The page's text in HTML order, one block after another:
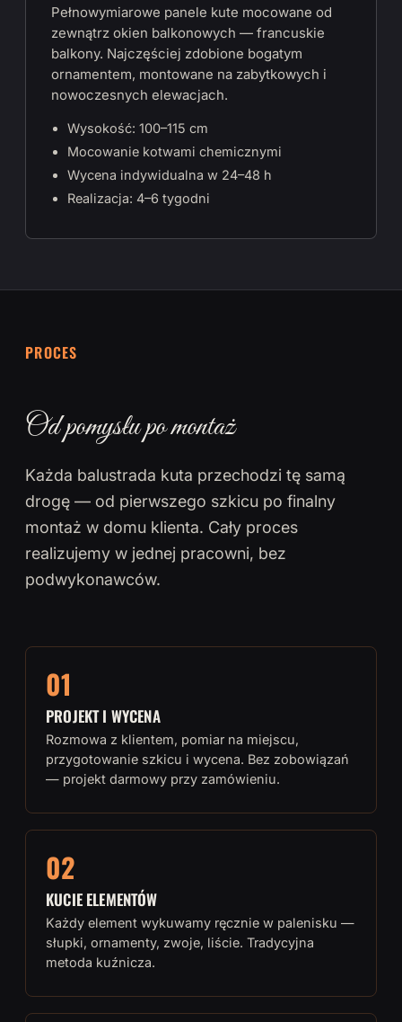
Pełnowymiarowe panele kute mocowane od
zewnątrz okien balkonowych — francuskie
balkony. Najczęściej zdobione bogatym
ornamentem, montowane na zabytkowych i
nowoczesnych elewacjach.
Wysokość: 100–115 cm
Mocowanie kotwami chemicznymi
Wycena indywidualna w 24–48 h
Realizacja: 4–6 tygodni
PROCES
Od pomysłu po montaż
Każda balustrada kuta przechodzi tę samą
drogę — od pierwszego szkicu po finalny
montaż w domu klienta. Cały proces
realizujemy w jednej pracowni, bez
podwykonawców.
01
PROJEKT I WYCENA
Rozmowa z klientem, pomiar na miejscu,
przygotowanie szkicu i wycena. Bez zobowiązań
— projekt darmowy przy zamówieniu.
02
KUCIE ELEMENTÓW
Każdy element wykuwamy ręcznie w palenisku —
słupki, ornamenty, zwoje, liście. Tradycyjna
metoda kuźnicza.